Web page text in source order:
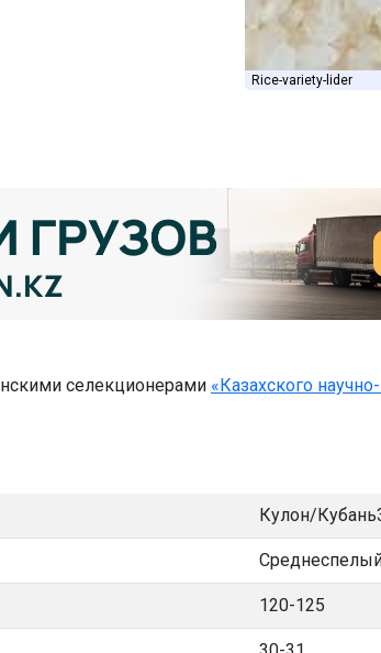
Rice-variety-lider
селекционерами «Казахского
Кулон/
120-125